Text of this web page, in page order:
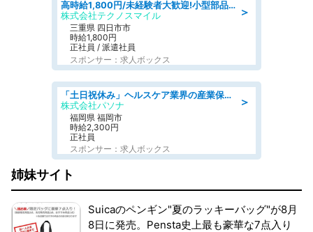
＞
高時給1,800円/未経験者大歓迎!小型部品の加工業務 denso aichi
株式会社テクノスマイル
三重県 四日市市
時給1,800円
正社員 / 派遣社員
スポンサー：求人ボックス
＞
「土日祝休み」ヘルスケア業界の産業保健師/高時給/未経験OK/要資格:保健師、正看護師
株式会社パソナ
福岡県 福岡市
時給2,300円
正社員
スポンサー：求人ボックス
姉妹サイト
Suicaのペンギン"夏のラッキーバッグ"が8月
8日に発売。Pensta史上最も豪華な7点入り